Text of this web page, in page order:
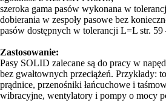
szeroka gama pasów wykonana w
dobierania w zespoły pasowe bez
pasów dostępnych w tolerancji L=L str. 59
Zastosowanie:
Pasy SOLID zalecane są do pracy w
bez gwałtownych przeciążeń. Przykłady:
prądnice, przenośniki łańcuchowe i
wibracyjne, wentylatory i pompy o mocy